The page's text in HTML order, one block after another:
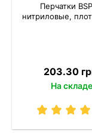
Перчатки
нитриловые,
203.30
На складе